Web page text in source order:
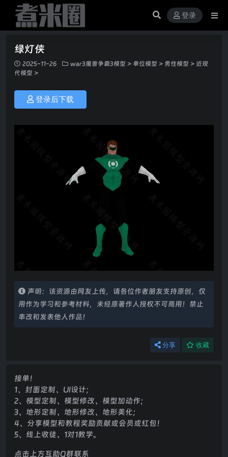
登录
绿灯侠
2025-11-26 war3魔兽争霸3模型 > 单位模型 > 男性模型 > 近现
代模型 >
登录后下载
声明：该资源由网友上传，请各位作者朋友支持原创，仅
用作为学习和参考材料，未经原著作人授权不可商用！禁止
串改和发表他人作品！
分享 收藏
接单！
1、封面定制、UI设计；
2、模型定制、模型修改、模型加动作；
3、地形定制、地形修改、地形美化；
4、分享模型和教程奖励贡献或会员或红包！
5、线上收徒、1对1教学。
点击上方互助Q群联系